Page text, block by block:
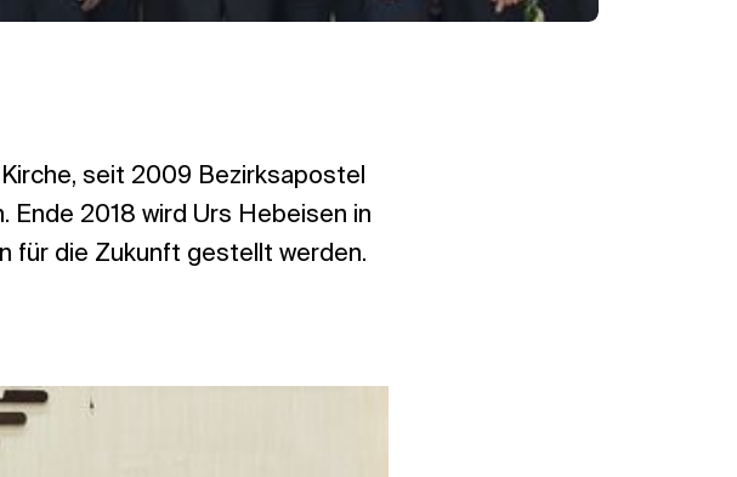
seit 2009 Bezirksapostel
Ende 2018 wird Urs Hebeisen in
für die Zukunft gestellt werden.